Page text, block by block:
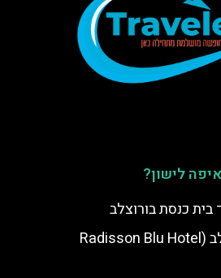
איפה לישון?
בית כנסת בורוצלב
מלון רדיסון בלו ורוצלב (Radisson Blu Hotel